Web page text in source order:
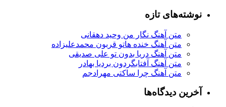
نوشته‌های تازه
متن آهنگ نگار من وحید دهقانی
متن آهنگ خنده هاتو قربون محمدعلیزاده
متن آهنگ دریا بدون تو علی صدیقی
متن آهنگ آفتابگردون بردیا بهادر
متن آهنگ چرا ساکتی مهرادجم
آخرین دیدگاه‌ها